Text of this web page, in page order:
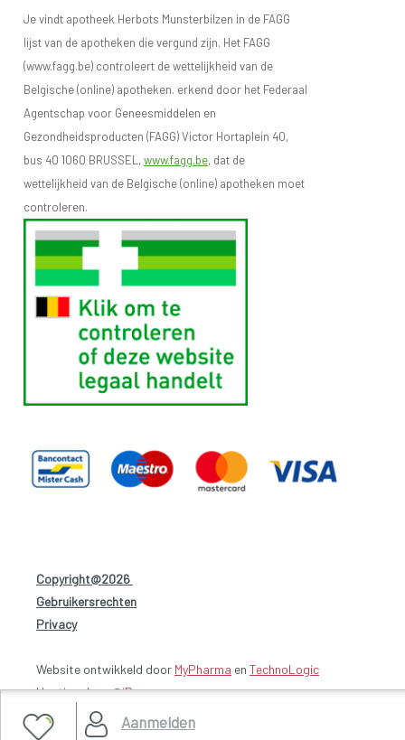
Aanmelden
Je vindt apotheek Herbots Munsterbilzen in de FAGG
lijst van de apotheken die vergund zijn. Het FAGG
(www.fagg.be) controleert de wettelijkheid van de
Belgische (online) apotheken. erkend door het Federaal
Agentschap voor Geneesmiddelen en
Gezondheidsproducten (FAGG) Victor Hortaplein 40,
bus 40 1060 BRUSSEL,www.fagg.be, dat de
wettelijkheid van de Belgische (online) apotheken moet
controleren.
Copyright@2026
Gebruikersrechten
Privacy-
Website ontwikkeld door MyPharma en TechnoLogic
Hosting door @iPower